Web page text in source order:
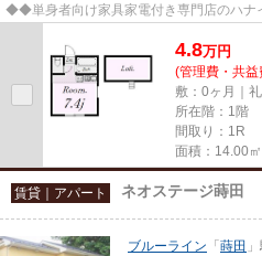
◆◆単身者向け家具家電付き専門店のハ
4.8万円
(管理費・共
敷：0ヶ月｜
所在階：1階
間取り：1R
面積：14.00㎡
賃貸｜アパート ネオステージ蒔田
ブルーライン 「 蒔田